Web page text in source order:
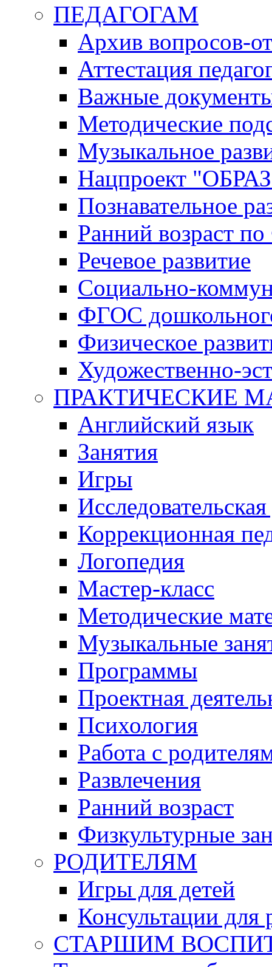
ПЕДАГОГАМ
Архив вопросов-
Аттестация
Важные
Методические
Музыкальное
Нацпроект
Познавательное
Ранний возраст
Речевое развитие
Социально-
ФГОС
Физическое
Художественно-
ПРАКТИЧЕСКИЕ
Английский язык
Занятия
Игры
Коррекционная
Логопедия
Мастер-класс
Методические
Музыкальные
Программы
Проектная
Психология
Работа с
Развлечения
Ранний возраст
Физкультурные
РОДИТЕЛЯМ
Игры для детей
Консультации для
СТАРШИМ